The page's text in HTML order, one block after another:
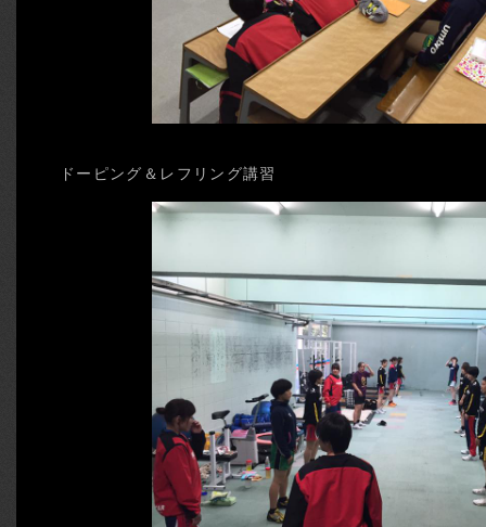
ドーピング＆レフリング講習